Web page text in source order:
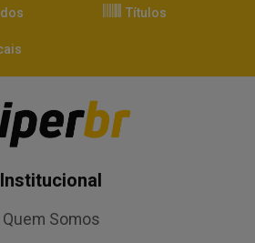
Títulos
Institucional
Quem Somos